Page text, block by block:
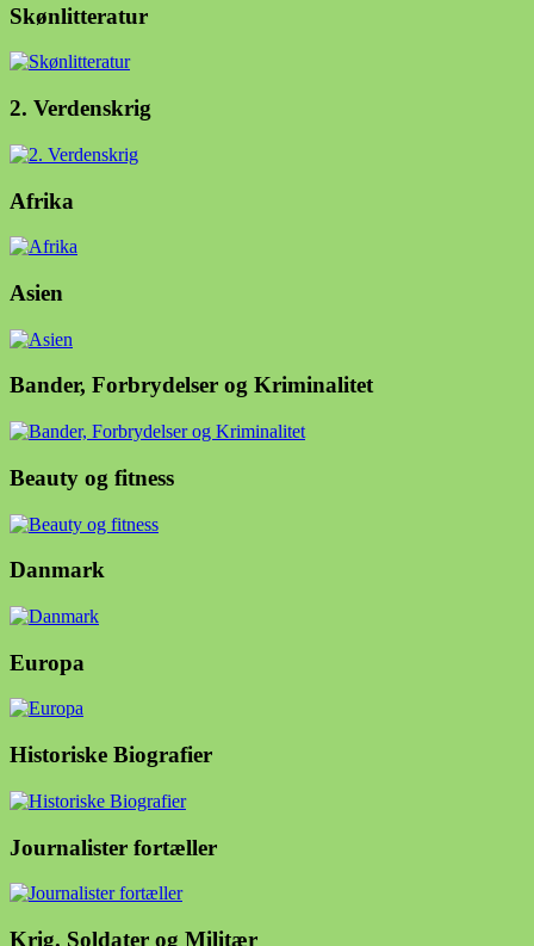
Skønlitteratur
2. Verdenskrig
Afrika
Asien
Bander, Forbrydelser og Kriminalitet
Beauty og fitness
Danmark
Europa
Historiske Biografier
Journalister fortæller
Krig. Soldater og Militær